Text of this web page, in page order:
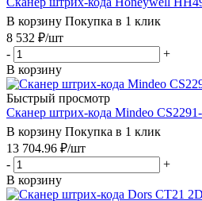
В корзину Покупка в 1 клик
8 532 ₽/шт
-
+
В корзину
Быстрый просмотр
Сканер штрих-кода Mindeo
В корзину Покупка в 1 клик
13 704.96 ₽/шт
-
+
В корзину